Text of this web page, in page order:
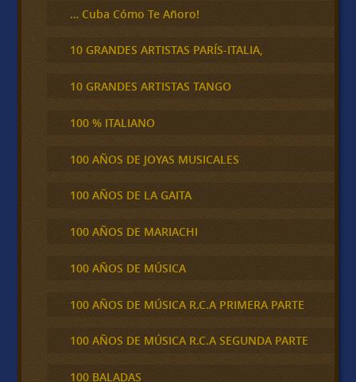
… Cuba Cómo Te Añoro!
10 GRANDES ARTISTAS PARÍS-ITALIA,
10 GRANDES ARTISTAS TANGO
100 % ITALIANO
100 AÑOS DE JOYAS MUSICALES
100 AÑOS DE LA GAITA
100 AÑOS DE MARIACHI
100 AÑOS DE MÚSICA
100 AÑOS DE MÚSICA R.C.A PRIMERA PARTE
100 AÑOS DE MÚSICA R.C.A SEGUNDA PARTE
100 BALADAS